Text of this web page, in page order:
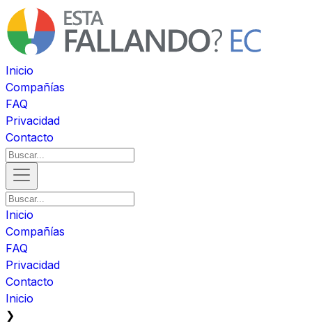
Inicio
Compañías
FAQ
Privacidad
Contacto
Inicio
Compañías
FAQ
Privacidad
Contacto
Inicio
❯